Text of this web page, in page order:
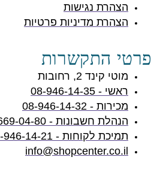
הצהרת נגישות
הצהרת מדיניות פרטיות
פרטי התקשרות
מוטי קינד 2, רחובות
ראשי - 08-946-14-35
מכירות - 08-946-14-32
הנהלת חשבונות - 08-669-04-80
תמיכת לקוחות - 08-946-14-21
info@shopcenter.co.il